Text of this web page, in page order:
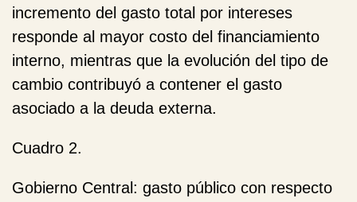
incremento del gasto total por intereses
responde al mayor costo del financiamiento
interno, mientras que la evolución del tipo de
cambio contribuyó a contener el gasto
asociado a la deuda externa.
Cuadro 2.
Gobierno Central: gasto público con respecto